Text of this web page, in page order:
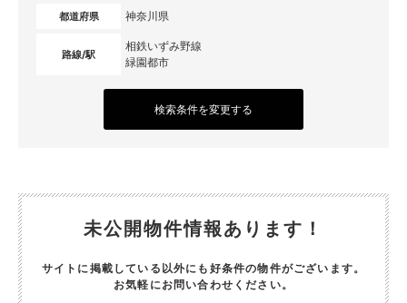
都道府県 神奈川県
路線/駅
相鉄いずみ野線
緑園都市
検索条件を変更する
未公開物件情報あります！
サイトに掲載している以外にも好条件の物件がございます。
お気軽にお問い合わせください。